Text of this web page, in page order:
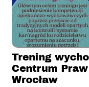
Trening
Centrum
Wrocław